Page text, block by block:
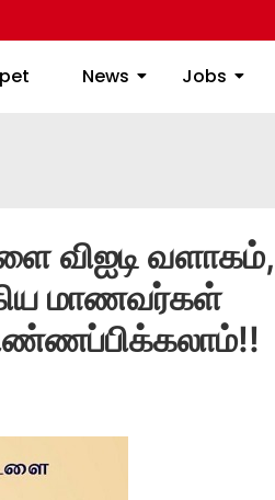
News Jobs
விஐடி வளாகம்,
மாணவர்கள்